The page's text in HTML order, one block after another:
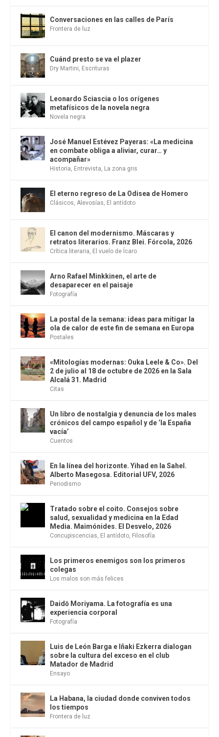
Conversaciones en las calles de París
Frontera de luz
Cuánd presto se va el plazer
Dry Martini, Escrituras
Leonardo Sciascia o los orígenes
metafísicos de la novela negra
Novela negra
José Manuel Estévez Payeras: «La medicina
en combate obliga a aliviar, curar… y
acompañar»
Historia, Entrevista, La zona gris
El eterno regreso de La Odisea de Homero
Clásicos,Alevosías, El antídoto
El canon del modernismo. Máscaras y
retratos literarios. Franz Blei. Fórcola, 2026
Crítica literaria, El vuelo de Ícaro
Arno Rafael Minkkinen, el arte de
desaparecer en el paisaje
Fotografía
La postal de la semana: ideas para mitigar la
ola de calor de este fin de semana en Europa
Postales
«Mitologías modernas: Ouka Leele & Co». Del
2 de julio al 18 de octubre de 2026 en la Sala
Alcalá 31. Madrid
Citas
Un libro de nostalgia y denuncia de los males
crónicos del campo español y de ‘la España
vacía’
Cuentos
En la línea del horizonte. Yihad en la Sahel.
Alberto Masegosa. Editorial UFV, 2026
Periodismo
Tratado sobre el coito. Consejos sobre
salud, sexualidad y medicina en la Edad
Media. Maimónides. El Desvelo, 2026
Concupiscencias, El antídoto, Filosofía
Los primeros enemigos son los primeros
colegas
Los malos son más felices
Daidō Moriyama. La fotografía es una
experiencia corporal
Fotografía
Luis de León Barga e Iñaki Ezkerra dialogan
sobre la cultura del exceso en el club
Matador de Madrid
Ensayo
La Habana, la ciudad donde conviven todos
los tiempos
Frontera de luz